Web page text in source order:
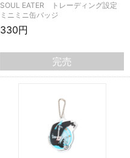
SOUL EATER トレーディング設定
ミニミニ缶バッジ
330円
完売